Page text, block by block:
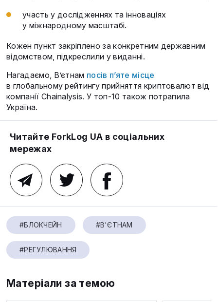
участь у дослідженнях та інноваціях
у міжнародному масштабі.
Кожен пункт закріплено за конкретним державним
відомством, підкреслили у виданні.
Нагадаємо, В’єтнам посів п’яте місце
в глобальному рейтингу прийняття криптовалют від
компанії Chainalysis. У топ-10 також потрапила
Україна.
Читайте ForkLog UA в соціальних
мережах
#БЛОКЧЕЙН #В'ЄТНАМ
#РЕГУЛЮВАННЯ
Матеріали за темою